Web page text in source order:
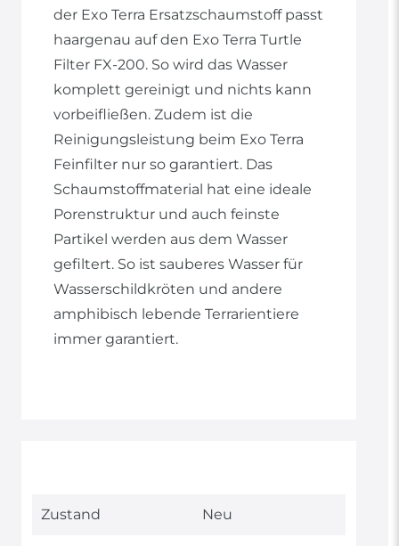
der Exo Terra Ersatzschaumstoff passt
haargenau auf den Exo Terra Turtle
Filter FX-200. So wird das Wasser
komplett gereinigt und nichts kann
vorbeifließen. Zudem ist die
Reinigungsleistung beim Exo Terra
Feinfilter nur so garantiert. Das
Schaumstoffmaterial hat eine ideale
Porenstruktur und auch feinste
Partikel werden aus dem Wasser
gefiltert. So ist sauberes Wasser für
Wasserschildkröten und andere
amphibisch lebende Terrarientiere
immer garantiert.
Technisches
Wert
Zustand Neu